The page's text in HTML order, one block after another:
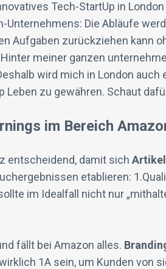
Tech-StartUp in
Die Abläufe
Aufgaben zurückziehen kann
meiner ganzen
wird mich in London auch
Leben zu gewähren. Schaut
im Bereich
entscheidend, damit sich
etablieren:
im Idealfall nicht nur
fällt bei Amazon alles.
1A sein, um Kunden von